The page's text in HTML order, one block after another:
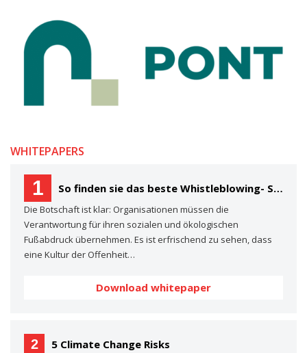
WHITEPAPERS
1 So finden sie das beste Whistleblowing- System für Ihre Organisation Ein Käuferleitfaden
Die Botschaft ist klar: Organisationen müssen die
Verantwortung für ihren sozialen und ökologischen
Fußabdruck übernehmen. Es ist erfrischend zu sehen, dass
eine Kultur der Offenheit…
Download whitepaper
2 5 Climate Change Risks